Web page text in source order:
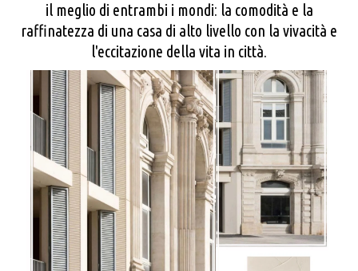
il meglio di entrambi i mondi: la comodità e la
raffinatezza di una casa di alto livello con la vivacità e
l'eccitazione della vita in città.